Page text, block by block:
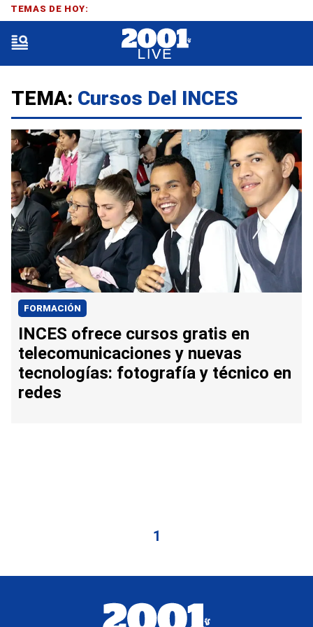
TEMA: Cursos Del INCES
FORMACIÓN
INCES ofrece cursos gratis en
telecomunicaciones y nuevas
tecnologías: fotografía y técnico en
redes
1
TEMAS DE HOY: